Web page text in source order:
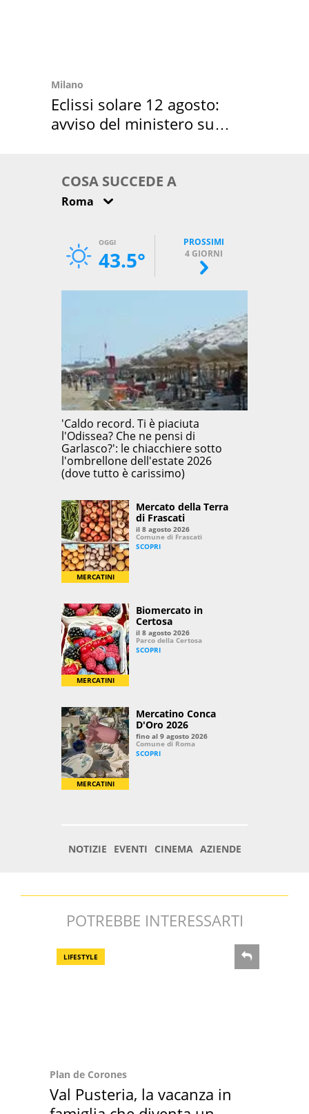
Milano
Eclissi solare 12 agosto:
avviso del ministero su
POTREBBE INTERESSARTI
LIFESTYLE
Plan de Corones
Val Pusteria, la vacanza in